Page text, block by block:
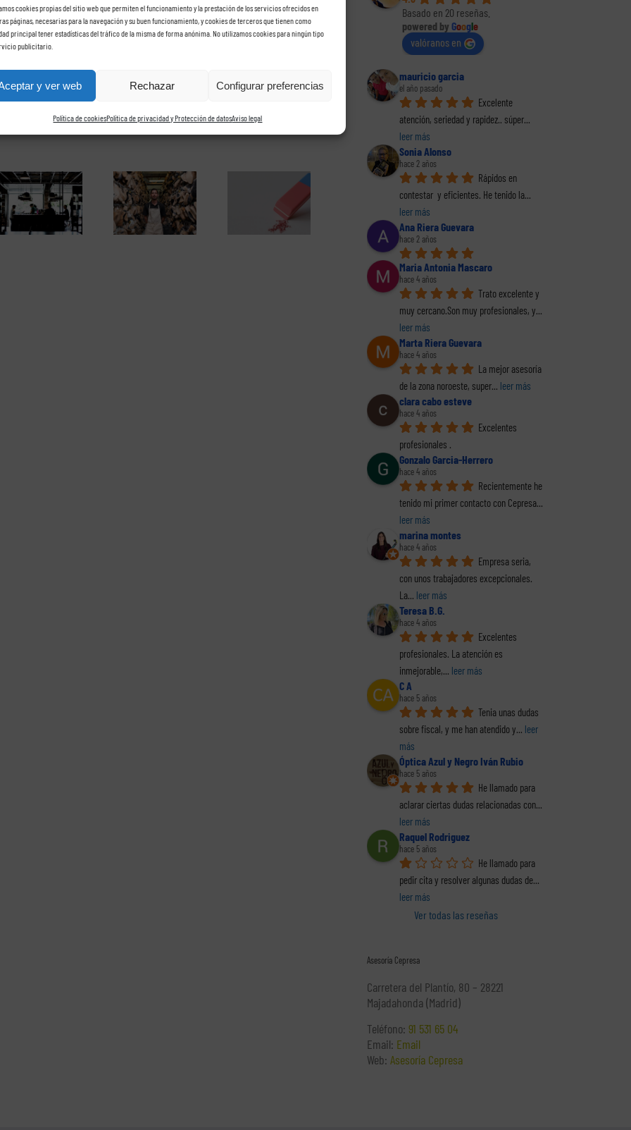
cookies propias del sitio web que permiten el funcionamiento y la prestación de los servicios ofrecidos en
páginas, necesarias para la navegación y su buen funcionamiento, y cookies de terceros que tienen como
principal tener estadísticas del tráfico de la misma de forma anónima. No utilizamos cookies para ningún tipo
publicitario.
y ver web Rechazar Configurar preferencias
Política de cookiesPolítica de privacidad y Protección de datosAviso legal
Es momento de
emprender. Darse
de alta como
Rectificar y anular
facturas. Cómo
hacerlo y en qué
Los errores
contables y sus
efectos sobre las
cuentas anuales y
Es momento de
emprender. Darse
de alta como
autónomo (y 3)
Es momento de
Basado en 20 reseñas.
powered by Google
valóranos en
mauricio garcia
el año pasado
Excelente
atención, seriedad y rapidez.. súper
leer más
Sonia Alonso
hace 2 años
Rápidos en
contestar  y eficientes. He tenido la
leer más
Ana Riera Guevara
hace 2 años
Maria Antonia Mascaro
hace 4 años
Trato excelente y
muy cercano.Son muy profesionales, y
leer más
Marta Riera Guevara
hace 4 años
La mejor asesoría
de la zona noroeste, super... leer más
clara cabo esteve
hace 4 años
Excelentes
profesionales .
Gonzalo Garcia-Herrero
hace 4 años
Recientemente he
tenido mi primer contacto con Cepresa
leer más
marina montes
hace 4 años
Empresa seria,
con unos trabajadores excepcionales.
La... leer más
Teresa B.G.
hace 4 años
Excelentes
profesionales. La atención es
inmejorable,... leer más
C A
hace 5 años
Tenia unas dudas
sobre fiscal, y me han atendido y... leer
más
Óptica Azul y Negro Iván Rubio
hace 5 años
He llamado para
aclarar ciertas dudas relacionadas con
leer más
Raquel Rodriguez
hace 5 años
He llamado para
pedir cita y resolver algunas dudas de
leer más
Ver todas las reseñas
Asesoría Cepresa
Carretera del Plantío, 80 – 28221
Majadahonda (Madrid)
Teléfono: 91 531 65 04
Email: Email
Web: Asesoría Cepresa